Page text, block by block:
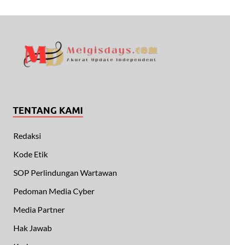
TENTANG KAMI
Redaksi
Kode Etik
SOP Perlindungan Wartawan
Pedoman Media Cyber
Media Partner
Hak Jawab